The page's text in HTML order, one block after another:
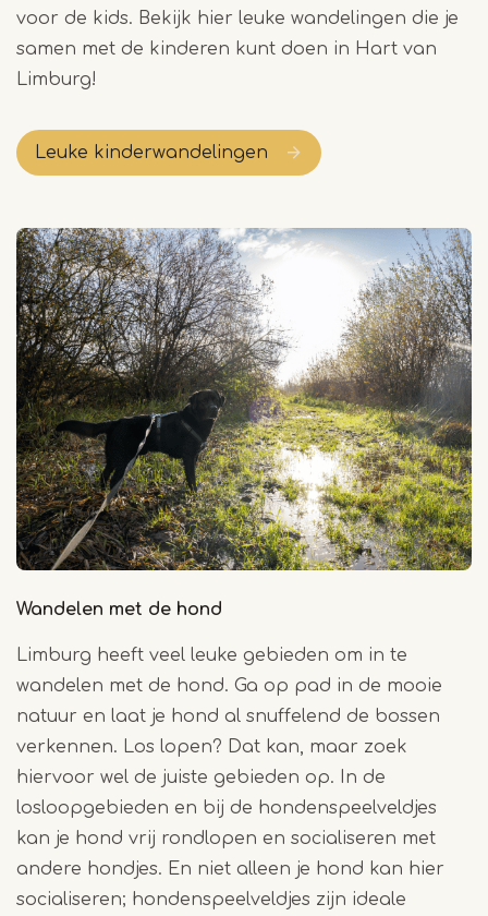
voor de kids. Bekijk hier leuke wandelingen die je
samen met de kinderen kunt doen in Hart van
Limburg!
Leuke kinderwandelingen
Wandelen met de hond
Limburg heeft veel leuke gebieden om in te
wandelen met de hond. Ga op pad in de mooie
natuur en laat je hond al snuffelend de bossen
verkennen. Los lopen? Dat kan, maar zoek
hiervoor wel de juiste gebieden op. In de
losloopgebieden en bij de hondenspeelveldjes
kan je hond vrij rondlopen en socialiseren met
andere hondjes. En niet alleen je hond kan hier
socialiseren; hondenspeelveldjes zijn ideale